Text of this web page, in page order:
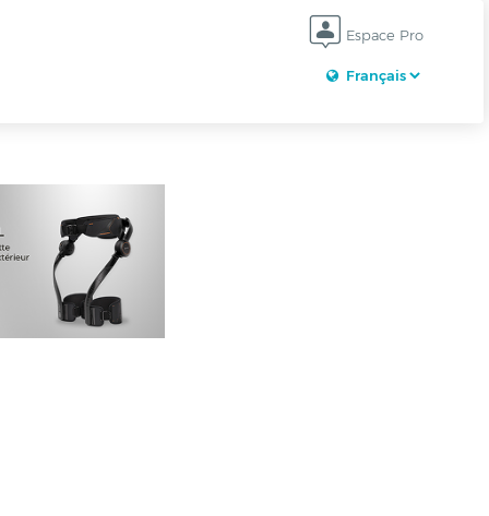
Espace Pro